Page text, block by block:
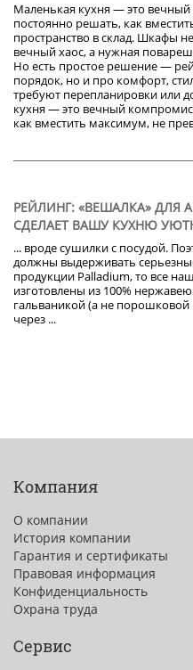
Маленькая кухня — это
постоянно решать, как
пространство в склад. Шкафы
вечный хаос, а нужная
Но есть простое решение —
порядок, но и про комфорт,
требуют перепланировки или
кухня — это вечный
как вместить максимум, не
РЕЙЛИНГ: «ВЕШАЛКА» ДЛЯ
СДЕЛАЕТ ВАШУ КУХНЮ
... вроде сушилки с посудой.
должны выдерживать
продукции Palladium, то все
изготовлены из 100%
гальваникой (а не порошковой
через ...
Компания
О компании
История компании
Гарантия и сертификаты
Правовая информация
Конфиденциальность
Охрана труда
Сервис